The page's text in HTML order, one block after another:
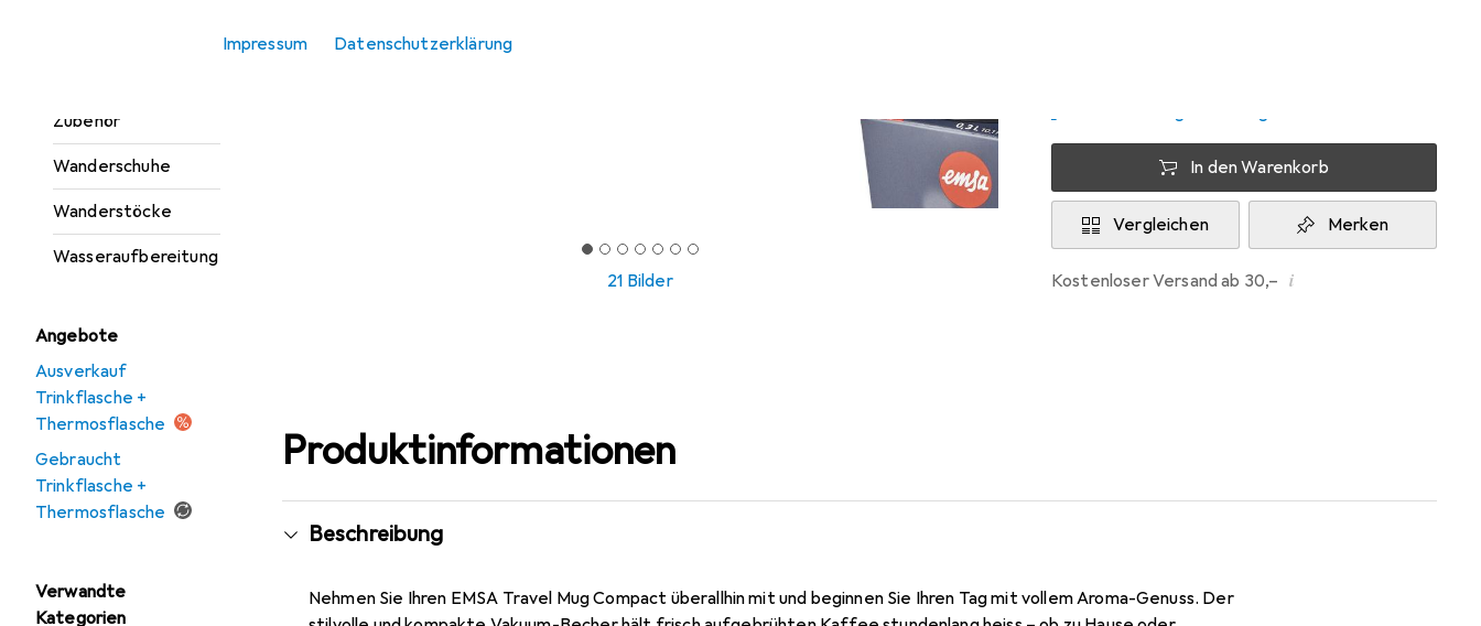
Impressum Datenschutzerklärung
Zubehör
Wanderschuhe
Wanderstöcke
Wasseraufbereitung
Angebote
Ausverkauf
Trinkflasche +
Thermosflasche
Gebraucht
Trinkflasche +
Thermosflasche
Verwandte
Kategorien
21 Bilder
In den Warenkorb
Vergleichen Merken
Kostenloser Versand ab 30,– i
Produktinformationen
Beschreibung
Nehmen Sie Ihren EMSA Travel Mug Compact überallhin mit und beginnen Sie Ihren Tag mit vollem Aroma-Genuss. Der